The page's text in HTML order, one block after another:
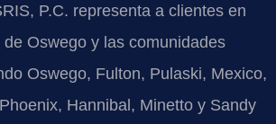
P.C. representa a clientes en
Oswego y las comunidades
Oswego, Fulton, Pulaski, Mexico,
Hannibal, Minetto y Sandy